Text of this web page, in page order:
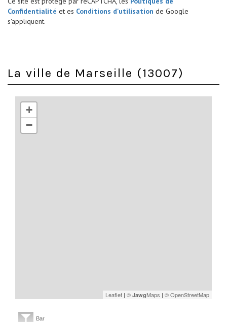
Confidentialité et es Conditions d'utilisation de Google
s'appliquent.
La ville de Marseille (13007)
+
−
Leaflet | © JawgMaps | © OpenStreetMap
Bar